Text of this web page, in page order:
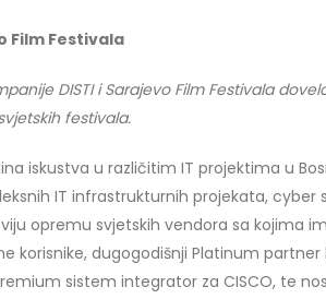
Film Festivala
DISTI i Sarajevo Film Festivala
festivala.
iskustva u različitim IT projektima u
IT infrastrukturnih projekata,
opremu svjetskih vendora sa kojima
korisnike, dugogodišnji Platinum
sistem integrator za CISCO, te